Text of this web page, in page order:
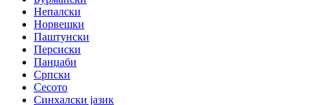
Непалски
Норвешки
Паштунски
Персиски
Панџаби
Српски
Сесото
Синхалски јазик